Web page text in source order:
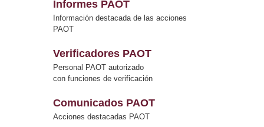
Informes PAOT
Información destacada de las acciones
PAOT
Verificadores PAOT
Personal PAOT autorizado
con funciones de verificación
Comunicados PAOT
Acciones destacadas PAOT